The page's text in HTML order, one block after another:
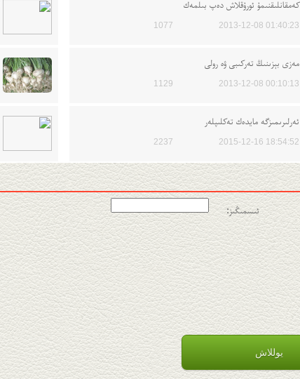
كەمقانلىقنىمۇ ئورۇقلاش دەپ بىلمەك
2013-12-08 01:40:23
1077
مەزى بېزىنىڭ تەركىبى ۋە رولى
2013-12-08 00:10:13
1129
ئەرلىرىمىزگە مايدەك تەكلىپلەر
2015-12-16 18:54:52
2237
ئىسمىڭىز: